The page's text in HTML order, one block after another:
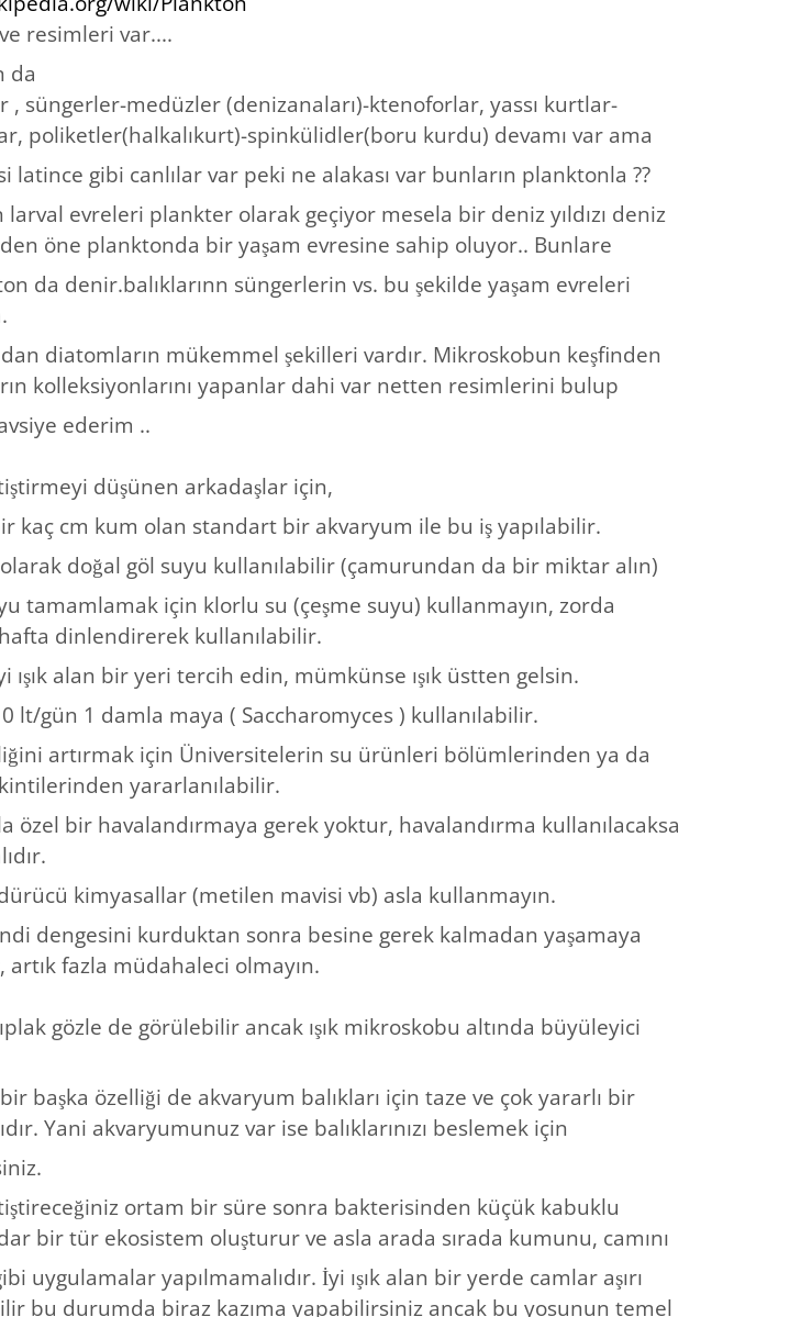
resimleri var....
da
, süngerler-medüzler (denizanaları)-ktenoforlar, yassı kurtlar-
poliketler(halkalıkurt)-spinkülidler(boru kurdu) devamı var ama
latince gibi canlılar var peki ne alakası var bunların planktonla ??
larval evreleri plankter olarak geçiyor mesela bir deniz yıldızı deniz
öne planktonda bir yaşam evresine sahip oluyor.. Bunlare
da denir.balıklarınn süngerlerin vs. bu şekilde yaşam evreleri
diatomların mükemmel şekilleri vardır. Mikroskobun keşfinden
kolleksiyonlarını yapanlar dahi var netten resimlerini bulup
ederim ..
düşünen arkadaşlar için,
kaç cm kum olan standart bir akvaryum ile bu iş yapılabilir.
olarak doğal göl suyu kullanılabilir (çamurundan da bir miktar alın)
tamamlamak için klorlu su (çeşme suyu) kullanmayın, zorda
hafta dinlendirerek kullanılabilir.
ışık alan bir yeri tercih edin, mümkünse ışık üstten gelsin.
lt/gün 1 damla maya ( Saccharomyces ) kullanılabilir.
artırmak için Üniversitelerin su ürünleri bölümlerinden ya da
yararlanılabilir.
özel bir havalandırmaya gerek yoktur, havalandırma kullanılacaksa
kimyasallar (metilen mavisi vb) asla kullanmayın.
dengesini kurduktan sonra besine gerek kalmadan yaşamaya
artık fazla müdahaleci olmayın.
gözle de görülebilir ancak ışık mikroskobu altında büyüleyici
başka özelliği de akvaryum balıkları için taze ve çok yararlı bir
Yani akvaryumunuz var ise balıklarınızı beslemek için
ortam bir süre sonra bakterisinden küçük kabuklu
bir tür ekosistem oluşturur ve asla arada sırada kumunu, camını
uygulamalar yapılmamalıdır. İyi ışık alan bir yerde camlar aşırı
bu durumda biraz kazıma yapabilirsiniz ancak bu yosunun temel